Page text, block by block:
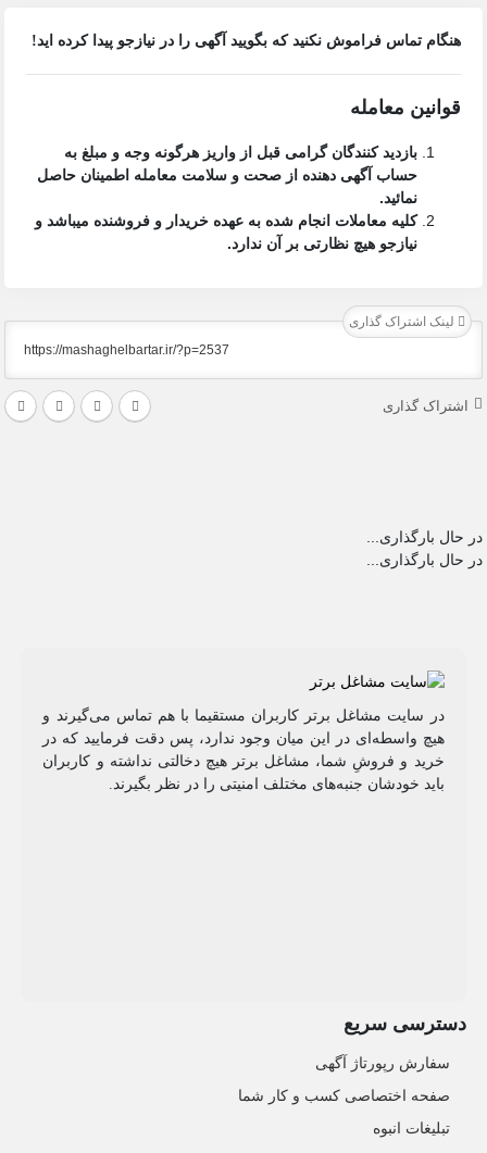
هنگام تماس فراموش نکنید که بگویید آگهی را درنیازجوپیدا کرده اید!
قوانین معامله
بازدید کنندگان گرامی قبل از واریز هرگونه وجه و مبلغ به
حساب آگهی دهنده از صحت و سلامت معامله اطمینان حاصل
نمائید.
کلیه معاملات انجام شده به عهده خریدار و فروشنده میباشد و
نیازجو هیچ نظارتی بر آن ندارد.
لینک اشتراک گذاری
اشتراک گذاری
در حال بارگذاری...
در حال بارگذاری...
در سایت مشاغل برتر کاربران مستقیما با هم تماس می‌گیرند و
هیچ واسطه‌ای در این میان وجود ندارد، پس دقت فرمایید که در
خرید و فروشِ شما، مشاغل برتر هیچ دخالتی نداشته و کاربران
باید خودشان جنبه‌های مختلف امنیتی را در نظر بگیرند.
دسترسی سریع
سفارش رپورتاژ آگهی
صفحه اختصاصی کسب و کار شما
تبلیغات انبوه